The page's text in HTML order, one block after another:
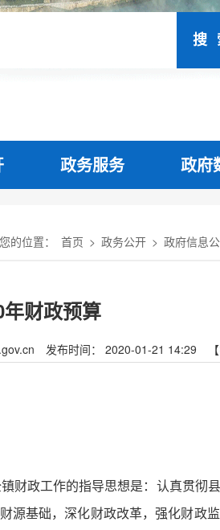
政务服务 政府
您的位置： 首页 > 政务公开 > 政府信息
财政预算
发布时间： 2020-01-21 14:29
财政工作的指导思想是：认真贯彻
基础，深化财政改革，强化财政